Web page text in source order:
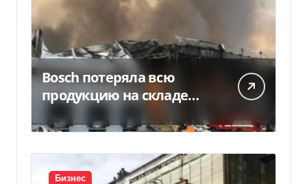
Bosch потеряла всю
продукцию на складе
Бизнес